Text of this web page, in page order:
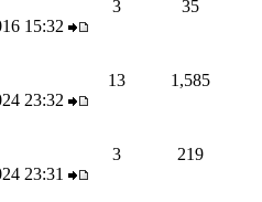
15:32
3 35
23:32
13 1,585
23:31
3 219